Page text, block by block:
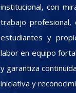
institucional, con
trabajo
estudiantes y
labor en equipo
y garantiza
iniciativa y